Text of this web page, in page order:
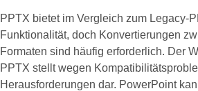
PPTX bietet im Vergleich zum Legacy-
Funktionalität, doch Konvertierungen
Formaten sind häufig erforderlich. Der
PPTX stellt wegen
Herausforderungen dar. PowerPoint